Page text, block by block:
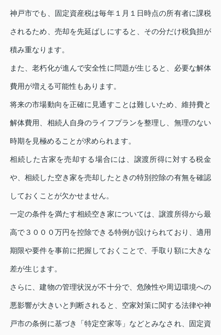
神戸市でも、固定資産税は毎年１月１日時点の所有者に課税
されるため、売却を先延ばしにすると、その分だけ税負担が
積み重なります。
また、老朽化が進んで安全性に問題が生じると、必要な解体
費用が増える可能性もあります。
将来の市場動向を正確に見通すことは難しいため、維持費と
解体費用、相続人自身のライフプランを整理し、無理のない
時期を見極めることが求められます。
相続した古家を売却する場合には、譲渡所得に対する税金
や、相続した空き家を売却したときの特別控除の有無を確認
しておくことが欠かせません。
一定の条件を満たす相続空き家については、譲渡所得から最
高で３０００万円を控除できる特例が設けられており、適用
期限や要件を事前に把握しておくことで、手取り額に大きな
差が生じます。
さらに、建物の管理状況が不十分で、危険性や周辺環境への
悪影響が大きいと判断されると、空家対策に関する法律や神
戸市の条例に基づき「特定空家等」などとみなされ、固定資